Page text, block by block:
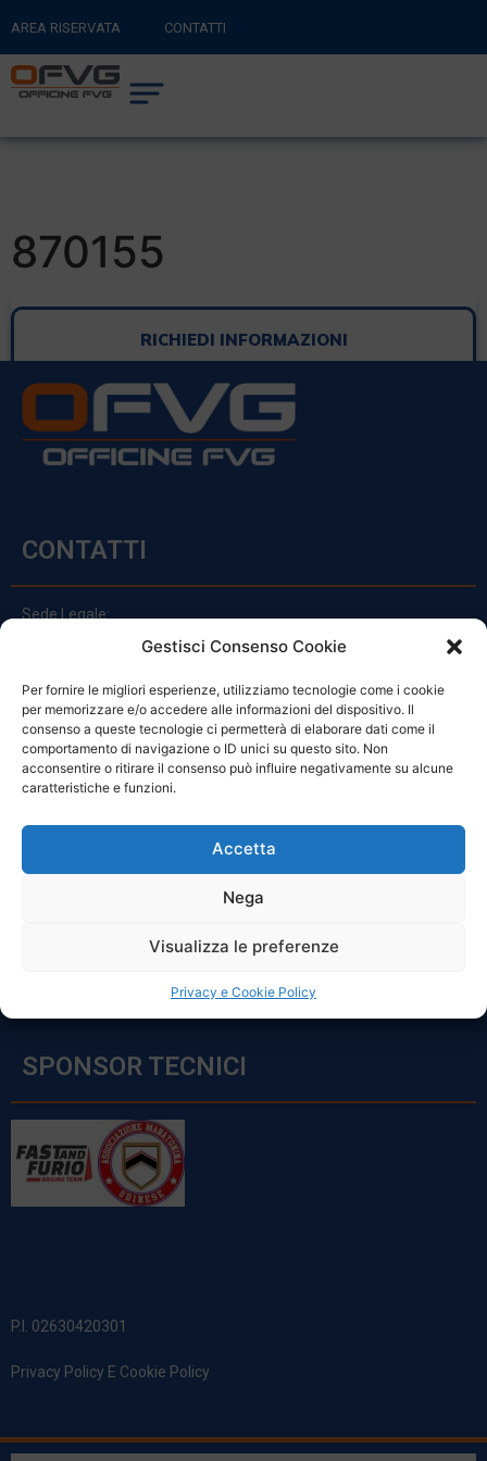
Gestisci Consenso Cookie
Per fornire le migliori esperienze, utilizziamo tecnologie come i cookie
per memorizzare e/o accedere alle informazioni del dispositivo. Il
consenso a queste tecnologie ci permetterà di elaborare dati come il
comportamento di navigazione o ID unici su questo sito. Non
acconsentire o ritirare il consenso può influire negativamente su alcune
caratteristiche e funzioni.
Accetta
Nega
Visualizza le preferenze
Privacy e Cookie Policy
AREA RISERVATA CONTATTI
RITORNA AL SITO PRINCIPALE
CARRELLO
870155
RICHIEDI INFORMAZIONI
CONTATTI
Sede Legale:
Via Principe Di Udine 144
clienti@officinefvg.it
info@officinefvg.it
posta@officinefvgpec.It
ORARI
Sabato: 8:00 – 12:00
SPONSOR TECNICI
P.I. 02630420301
Privacy Policy E Cookie Policy